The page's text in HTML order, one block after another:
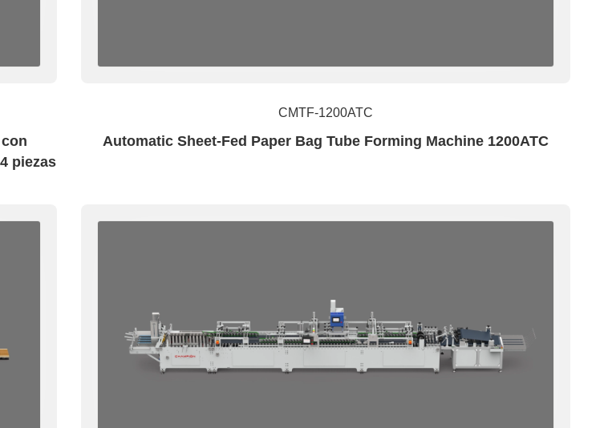
piezas
CMTF-1200ATC
Automatic Sheet-Fed Paper Bag Tube Forming Machine 1200ATC